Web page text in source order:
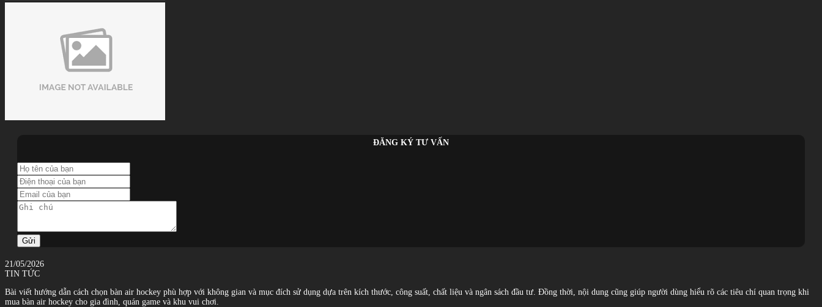
ĐĂNG KÝ TƯ VẤN
Gửi
21/05/2026
TIN TỨC
Bài viết hướng dẫn cách chọn bàn air hockey phù hợp với không gian và mục đích sử dụng dựa trên kích thước, công suất, chất liệu và ngân sách đầu tư. Đồng thời, nội dung cũng giúp người dùng hiểu rõ các tiêu chí quan trọng khi
mua bàn air hockey cho gia đình, quán game và khu vui chơi.